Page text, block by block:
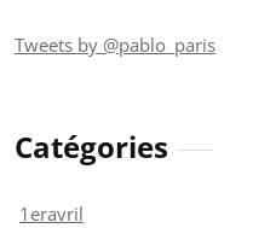
Tweets by @pablo_paris
Catégories
1eravril